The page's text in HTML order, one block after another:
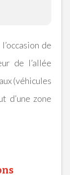
de
de l’allée
(véhicules
d’une zone